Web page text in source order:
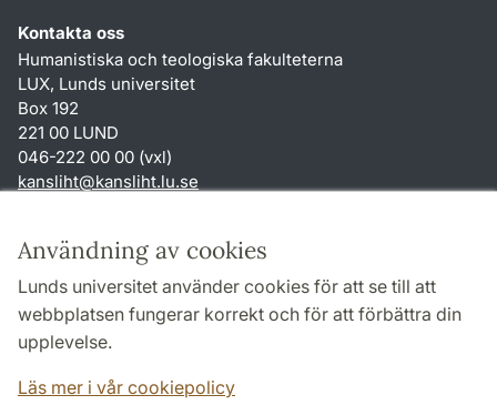
Användning av cookies
Lunds universitet använder cookies för att se till att
webbplatsen fungerar korrekt och för att förbättra din
upplevelse.
Läs mer i vår cookiepolicy
Kontakta oss
Humanistiska och teologiska fakulteterna
LUX, Lunds universitet
Box 192
221 00 LUND
046-222 00 00 (vxl)
kansliht@kansliht.lu.se
Genvägar
Om webbplatsen och cookies
Behandling av personuppgifter
Tillgänglighetsredogörelse